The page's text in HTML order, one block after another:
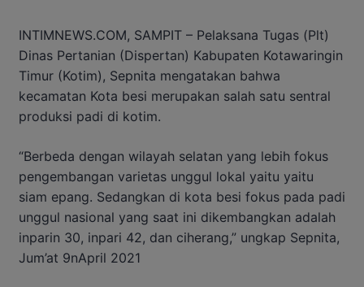
INTIMNEWS.COM, SAMPIT – Pelaksana Tugas (Plt)
Dinas Pertanian (Dispertan) Kabupaten Kotawaringin
Timur (Kotim), Sepnita mengatakan bahwa
kecamatan Kota besi merupakan salah satu sentral
produksi padi di kotim.
“Berbeda dengan wilayah selatan yang lebih fokus
pengembangan varietas unggul lokal yaitu yaitu
siam epang. Sedangkan di kota besi fokus pada padi
unggul nasional yang saat ini dikembangkan adalah
inparin 30, inpari 42, dan ciherang,” ungkap Sepnita,
Jum’at 9nApril 2021